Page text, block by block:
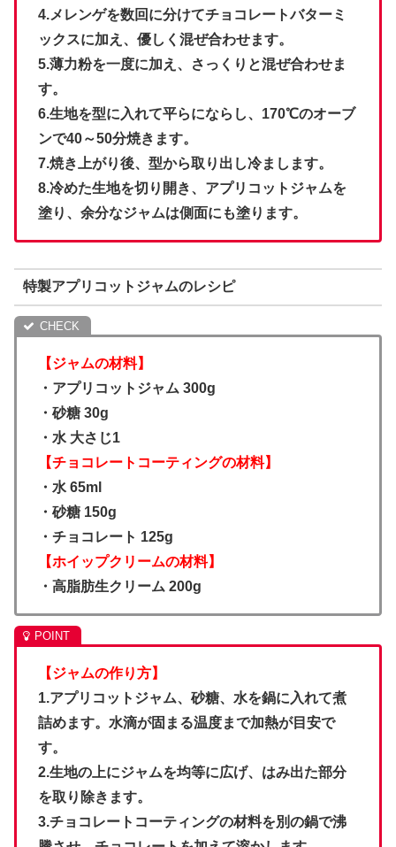
4.メレンゲを数回に分けてチョコレートバターミ
ックスに加え、優しく混ぜ合わせます。
5.薄力粉を一度に加え、さっくりと混ぜ合わせま
す。
6.生地を型に入れて平らにならし、170℃のオーブ
ンで40～50分焼きます。
7.焼き上がり後、型から取り出し冷まします。
8.冷めた生地を切り開き、アプリコットジャムを
塗り、余分なジャムは側面にも塗ります。
特製アプリコットジャムのレシピ
【ジャムの材料】
・アプリコットジャム 300g
・砂糖 30g
・水 大さじ1
【チョコレートコーティングの材料】
・水 65ml
・砂糖 150g
・チョコレート 125g
【ホイップクリームの材料】
・高脂肪生クリーム 200g
【ジャムの作り方】
1.アプリコットジャム、砂糖、水を鍋に入れて煮
詰めます。水滴が固まる温度まで加熱が目安で
す。
2.生地の上にジャムを均等に広げ、はみ出た部分
を取り除きます。
3.チョコレートコーティングの材料を別の鍋で沸